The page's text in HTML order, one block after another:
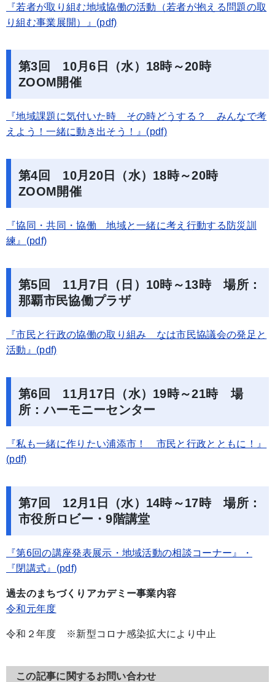
『若者が取り組む地域協働の活動（若者が抱える問題の取
り組む事業展開）』(pdf)
第3回 10月6日（水）18時～20時
ZOOM開催
『地域課題に気付いた時 その時どうする？ みんなで考
えよう！一緒に動き出そう！』(pdf)
第4回 10月20日（水）18時～20時
ZOOM開催
『協同・共同・協働 地域と一緒に考え行動する防災訓
練』(pdf)
第5回 11月7日（日）10時～13時 場所：
那覇市民協働プラザ
『市民と行政の協働の取り組み なは市民協議会の発足と
活動』(pdf)
第6回 11月17日（水）19時～21時 場
所：ハーモニーセンター
『私も一緒に作りたい浦添市！ 市民と行政とともに！』
(pdf)
第7回 12月1日（水）14時～17時 場所：
市役所ロビー・9階講堂
『第6回の講座発表展示・地域活動の相談コーナー』・
『閉講式』(pdf)
過去のまちづくりアカデミー事業内容
令和元年度
令和２年度 ※新型コロナ感染拡大により中止
この記事に関するお問い合わせ